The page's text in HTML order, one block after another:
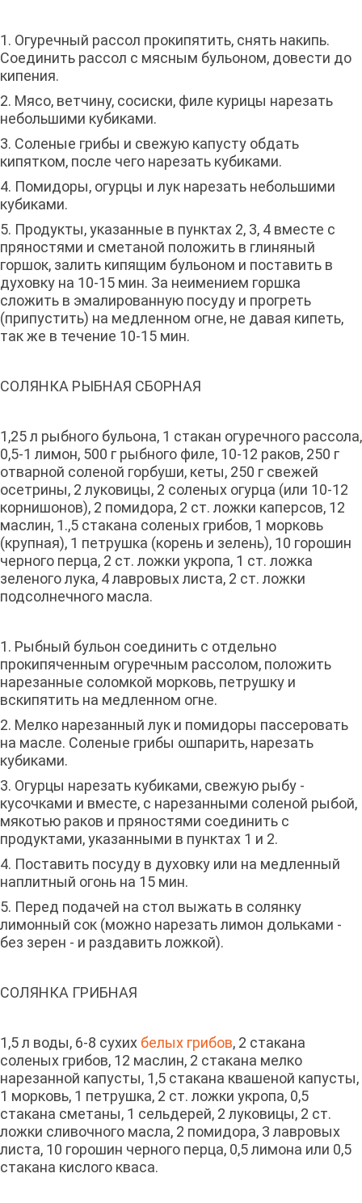
1. Огуречный рассол прокипятить, снять накипь.
Соединить рассол с мясным бульоном, довести до
кипения.
2. Мясо, ветчину, сосиски, филе курицы нарезать
небольшими кубиками.
3. Соленые грибы и свежую капусту обдать
кипятком, после чего нарезать кубиками.
4. Помидоры, огурцы и лук нарезать небольшими
кубиками.
5. Продукты, указанные в пунктах 2, 3, 4 вместе с
пряностями и сметаной положить в глиняный
горшок, залить кипящим бульоном и поставить в
духовку на 10-15 мин. За неимением горшка
сложить в эмалированную посуду и прогреть
(припустить) на медленном огне, не давая кипеть,
так же в течение 10-15 мин.
СОЛЯНКА РЫБНАЯ СБОРНАЯ
1,25 л рыбного бульона, 1 стакан огуречного рассола,
0,5-1 лимон, 500 г рыбного филе, 10-12 раков, 250 г
отварной соленой горбуши, кеты, 250 г свежей
осетрины, 2 луковицы, 2 соленых огурца (или 10-12
корнишонов), 2 помидора, 2 ст. ложки каперсов, 12
маслин, 1.,5 стакана соленых грибов, 1 морковь
(крупная), 1 петрушка (корень и зелень), 10 горошин
черного перца, 2 ст. ложки укропа, 1 ст. ложка
зеленого лука, 4 лавровых листа, 2 ст. ложки
подсолнечного масла.
1. Рыбный бульон соединить с отдельно
прокипяченным огуречным рассолом, положить
нарезанные соломкой морковь, петрушку и
вскипятить на медленном огне.
2. Мелко нарезанный лук и помидоры пассеровать
на масле. Соленые грибы ошпарить, нарезать
кубиками.
3. Огурцы нарезать кубиками, свежую рыбу -
кусочками и вместе, с нарезанными соленой рыбой,
мякотью раков и пряностями соединить с
продуктами, указанными в пунктах 1 и 2.
4. Поставить посуду в духовку или на медленный
наплитный огонь на 15 мин.
5. Перед подачей на стол выжать в солянку
лимонный сок (можно нарезать лимон дольками -
без зерен - и раздавить ложкой).
СОЛЯНКА ГРИБНАЯ
1,5 л воды, 6-8 сухих белых грибов, 2 стакана
соленых грибов, 12 маслин, 2 стакана мелко
нарезанной капусты, 1,5 стакана квашеной капусты,
1 морковь, 1 петрушка, 2 ст. ложки укропа, 0,5
стакана сметаны, 1 сельдерей, 2 луковицы, 2 ст.
ложки сливочного масла, 2 помидора, 3 лавровых
листа, 10 горошин черного перца, 0,5 лимона или 0,5
стакана кислого кваса.